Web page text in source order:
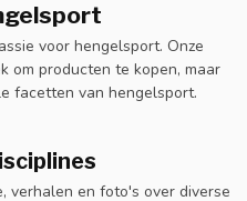
voor hengelsport. Onze
om producten te kopen, maar
facetten van hengelsport.
verhalen en foto's over diverse